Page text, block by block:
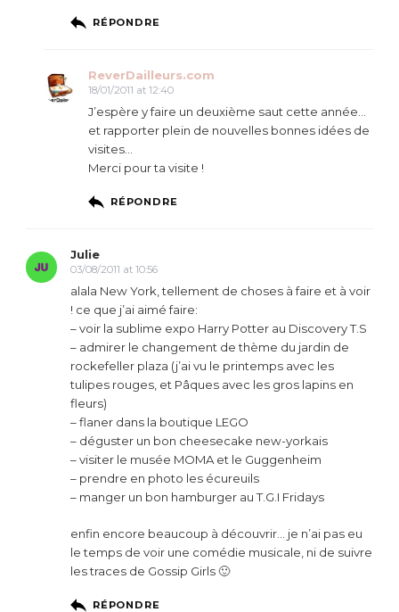
RÉPONDRE
ReverDailleurs.com
18/01/2011 at 12:40
J’espère y faire un deuxième saut cette année…
et rapporter plein de nouvelles bonnes idées de
visites…
Merci pour ta visite !
RÉPONDRE
Julie
03/08/2011 at 10:56
alala New York, tellement de choses à faire et à voir
! ce que j’ai aimé faire:
– voir la sublime expo Harry Potter au Discovery T.S
– admirer le changement de thème du jardin de
rockefeller plaza (j’ai vu le printemps avec les
tulipes rouges, et Pâques avec les gros lapins en
fleurs)
– flaner dans la boutique LEGO
– déguster un bon cheesecake new-yorkais
– visiter le musée MOMA et le Guggenheim
– prendre en photo les écureuils
– manger un bon hamburger au T.G.I Fridays
enfin encore beaucoup à découvrir… je n’ai pas eu
le temps de voir une comédie musicale, ni de suivre
les traces de Gossip Girls 🙂
RÉPONDRE